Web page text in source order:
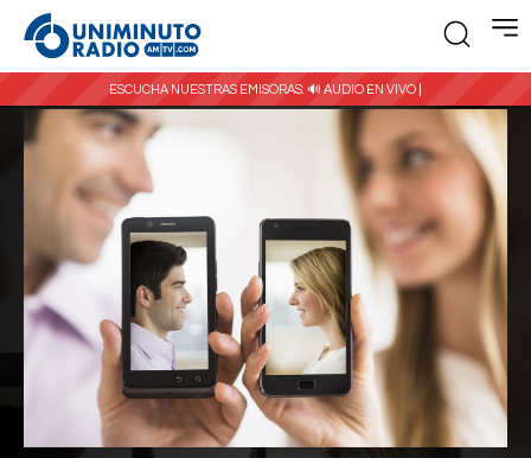
ESCUCHA NUESTRAS EMISORAS: 🔊 AUDIO EN VIVO |